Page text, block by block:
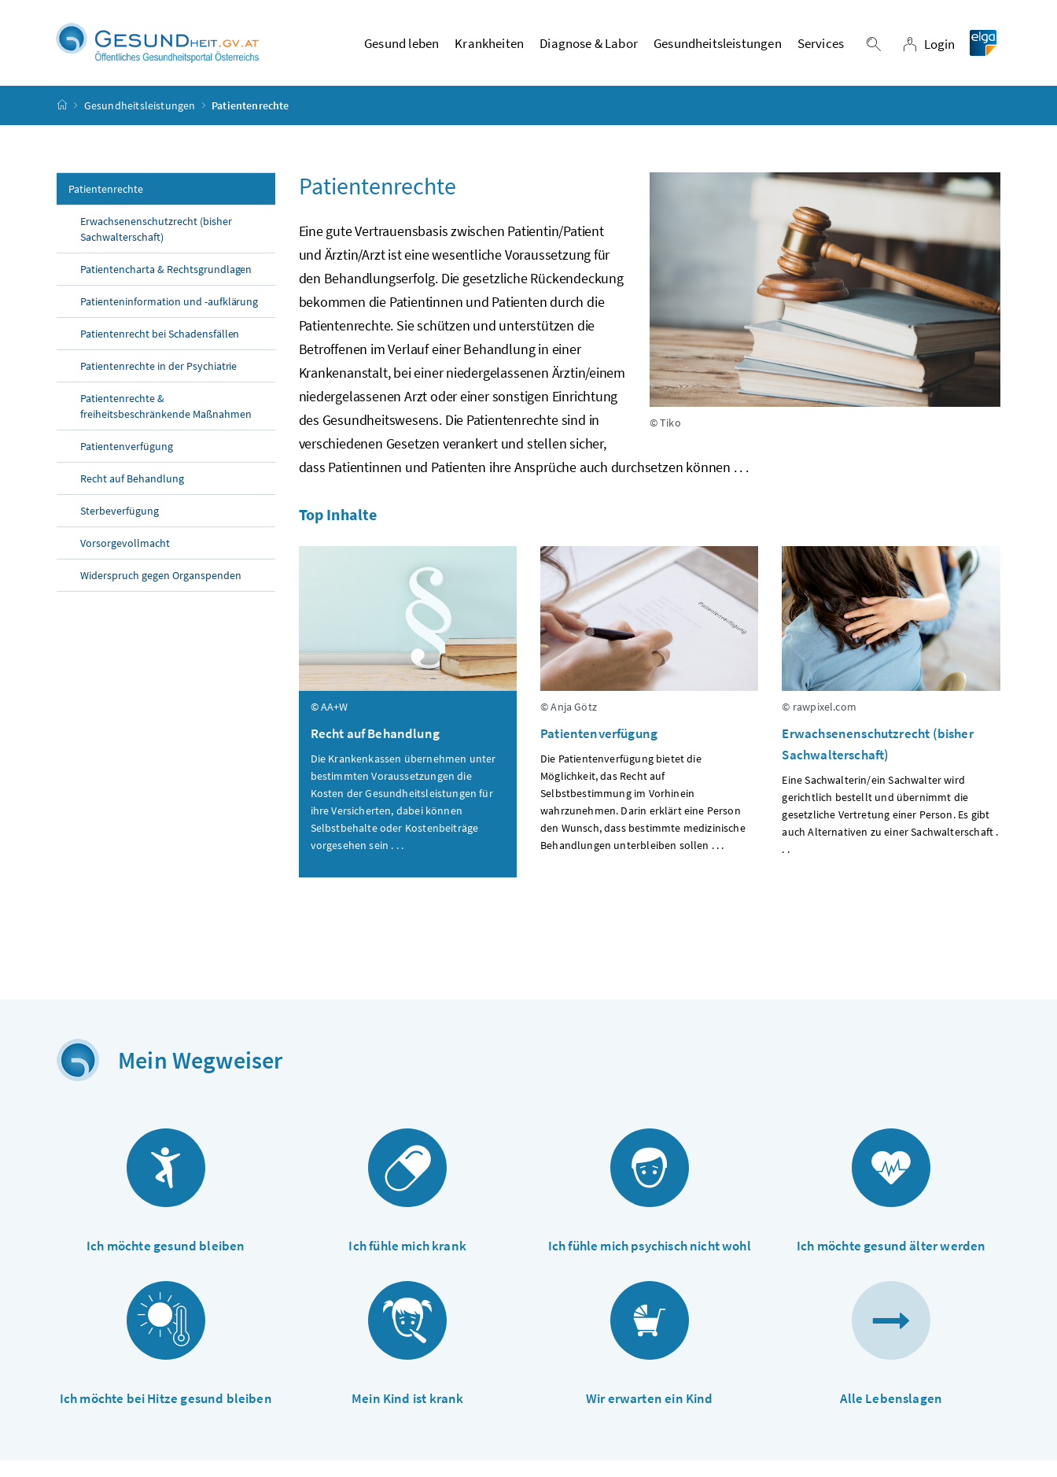
Gesund leben Krankheiten Diagnose & Labor Gesundheitsleistungen Services Suche einblenden
Login
Login
Startseite
Gesundheitsleistungen Patientenrechte
Patientenrechte
Erwachsenenschutzrecht (bisher
Sachwalterschaft)
Patientencharta & Rechtsgrundlagen
Patienteninformation und -aufklärung
Patientenrecht bei Schadensfällen
Patientenrechte in der Psychiatrie
Patientenrechte &
freiheitsbeschränkende Maßnahmen
Patientenverfügung
Recht auf Behandlung
Sterbeverfügung
Vorsorgevollmacht
Widerspruch gegen Organspenden
© Tiko
Patientenrechte
Eine gute Vertrauensbasis zwischen Patientin/Patient
und Ärztin/Arzt ist eine wesentliche Voraussetzung für
den Behandlungserfolg. Die gesetzliche Rückendeckung
bekommen die Patientinnen und Patienten durch die
Patientenrechte. Sie schützen und unterstützen die
Betroffenen im Verlauf einer Behandlung in einer
Krankenanstalt, bei einer niedergelassenen Ärztin/einem
niedergelassenen Arzt oder einer sonstigen Einrichtung
des Gesundheitswesens. Die Patientenrechte sind in
verschiedenen Gesetzen verankert und stellen sicher,
dass Patientinnen und Patienten ihre Ansprüche auch durchsetzen können . . .
Top Inhalte
© AA+W
Recht auf Behandlung
Die Krankenkassen übernehmen unter
bestimmten Voraussetzungen die
Kosten der Gesundheitsleistungen für
ihre Versicherten, dabei können
Selbstbehalte oder Kostenbeiträge
vorgesehen sein . . .
© Anja Götz
Patientenverfügung
Die Patientenverfügung bietet die
Möglichkeit, das Recht auf
Selbstbestimmung im Vorhinein
wahrzunehmen. Darin erklärt eine Person
den Wunsch, dass bestimmte medizinische
Behandlungen unterbleiben sollen . . .
© rawpixel.com
Erwachsenenschutzrecht (bisher
Sachwalterschaft)
Eine Sachwalterin/ein Sachwalter wird
gerichtlich bestellt und übernimmt die
gesetzliche Vertretung einer Person. Es gibt
auch Alternativen zu einer Sachwalterschaft .
. .
Mein Wegweiser
Ich möchte gesund bleiben Ich fühle mich krank Ich fühle mich psychisch nicht wohl Ich möchte gesund älter werden
Ich möchte bei Hitze gesund bleiben Mein Kind ist krank Wir erwarten ein Kind Alle Lebenslagen